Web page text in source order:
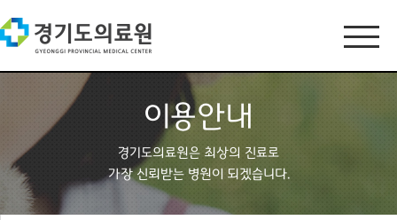
이용안내
경기도의료원은 최상의 진료로
가장 신뢰받는 병원이 되겠습니다.